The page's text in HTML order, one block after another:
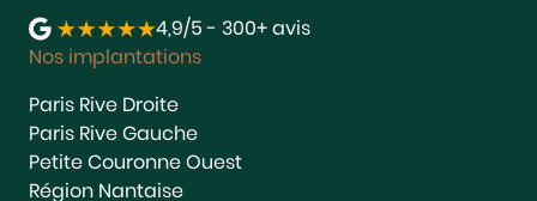
4,9/5 - 300+ avis
Nos implantations
Paris Rive Droite
Paris Rive Gauche
Petite Couronne Ouest
Région Nantaise